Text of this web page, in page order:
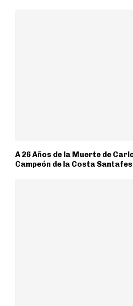
A 26 Años de la Muerte de
Campeón de la Costa